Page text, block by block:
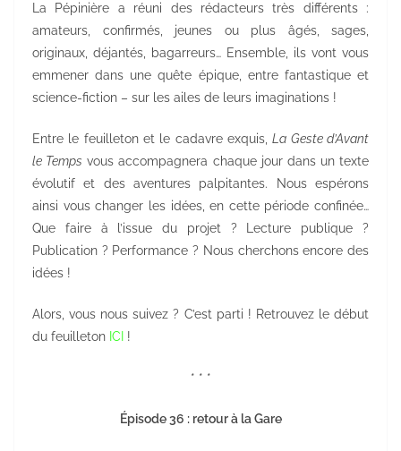
La Pépinière a réuni des rédacteurs très différents :
amateurs, confirmés, jeunes ou plus âgés, sages,
originaux, déjantés, bagarreurs… Ensemble, ils vont vous
emmener dans une quête épique, entre fantastique et
science-fiction – sur les ailes de leurs imaginations !
Entre le feuilleton et le cadavre exquis,La Geste d’Avant
le Temps vous accompagnera chaque jour dans un texte
évolutif et des aventures palpitantes. Nous espérons
ainsi vous changer les idées, en cette période confinée…
Que faire à l’issue du projet ? Lecture publique ?
Publication ? Performance ? Nous cherchons encore des
idées !
Alors, vous nous suivez ? C’est parti ! Retrouvez le début
du feuilleton ICI !
* * *
Épisode 36 : retour à la Gare